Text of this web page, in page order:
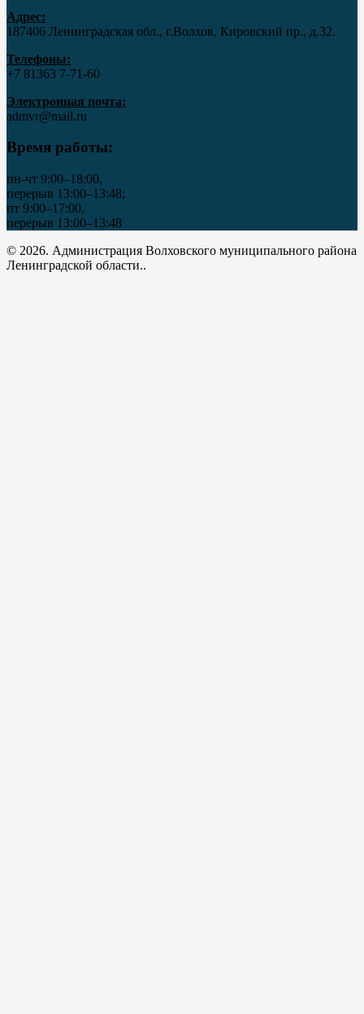
Адрес:
187406 Ленинградская обл., г.Волхов, Кировский пр., д.32.
Телефоны:
+7 81363 7‑71-60
Электронная почта:
admvr@mail.ru
Время работы:
пн-чт 9:00–18:00,
перерыв 13:00–13:48;
пт 9:00–17:00,
перерыв 13:00–13:48
© 2026. Администрация Волховского муниципального района
Ленинградской области..